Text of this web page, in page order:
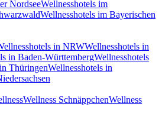
NordseeWellnesshotels im
Wellnesshotels im Bayerischen
in NRWWellnesshotels in
in Baden-WürttembergWellnesshotels
ThüringenWellnesshotels in
Wellness SchnäppchenWellness